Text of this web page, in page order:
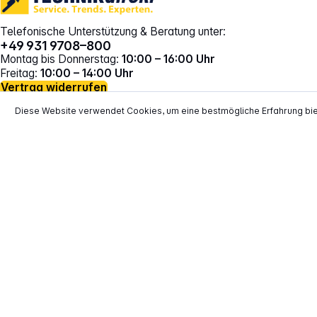
Telefonische Unterstützung & Beratung unter:
+49 931 9708–800
Montag bis Donnerstag: 10:00 – 16:00 Uhr
Freitag: 10:00 – 14:00 Uhr
Vertrag widerrufen
Diese Website verwendet Cookies, um eine bestmögliche Erfahrung